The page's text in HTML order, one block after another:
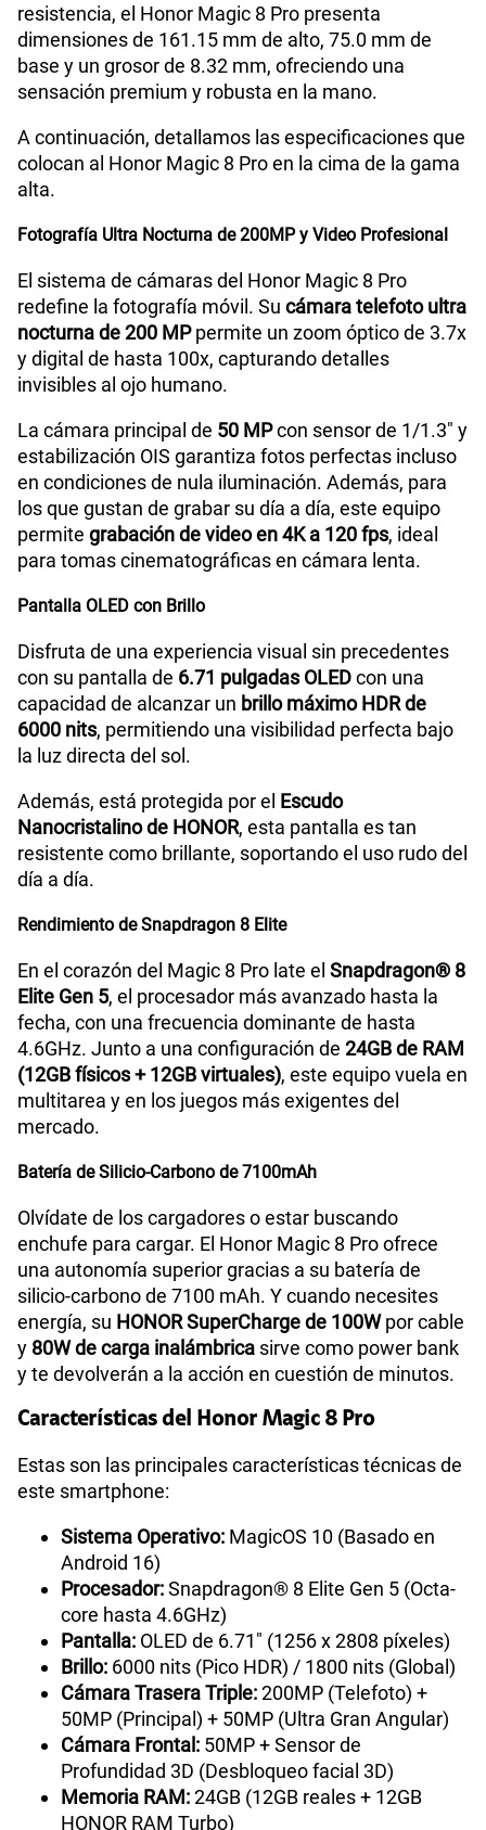
resistencia, el Honor Magic 8 Pro presenta
dimensiones de 161.15 mm de alto, 75.0 mm de
base y un grosor de 8.32 mm, ofreciendo una
sensación premium y robusta en la mano.
A continuación, detallamos las especificaciones que
colocan al Honor Magic 8 Pro en la cima de la gama
alta.
Fotografía Ultra Nocturna de 200MP y Video Profesional
El sistema de cámaras del Honor Magic 8 Pro
redefine la fotografía móvil. Su cámara telefoto ultra
nocturna de 200 MPpermite un zoom óptico de 3.7x
y digital de hasta 100x, capturando detalles
invisibles al ojo humano.
La cámara principal de 50 MPcon sensor de 1/1.3" y
estabilización OIS garantiza fotos perfectas incluso
en condiciones de nula iluminación. Además, para
los que gustan de grabar su día a día, este equipo
permite grabación de video en 4K a 120 fps, ideal
para tomas cinematográficas en cámara lenta.
Pantalla OLED con Brillo
Disfruta de una experiencia visual sin precedentes
con su pantalla de 6.71 pulgadas OLEDcon una
capacidad de alcanzar un brillo máximo HDR de
6000 nits, permitiendo una visibilidad perfecta bajo
la luz directa del sol.
Además, está protegida por el Escudo
Nanocristalino de HONOR, esta pantalla es tan
resistente como brillante, soportando el uso rudo del
día a día.
Rendimiento de Snapdragon 8 Elite
En el corazón del Magic 8 Pro late el Snapdragon® 8
Elite Gen 5, el procesador más avanzado hasta la
fecha, con una frecuencia dominante de hasta
4.6GHz. Junto a una configuración de 24GB de RAM
(12GB físicos + 12GB virtuales), este equipo vuela en
multitarea y en los juegos más exigentes del
mercado.
Batería de Silicio-Carbono de 7100mAh
Olvídate de los cargadores o estar buscando
enchufe para cargar. El Honor Magic 8 Pro ofrece
una autonomía superior gracias a su batería de
silicio-carbono de 7100 mAh. Y cuando necesites
energía, su HONOR SuperCharge de 100Wpor cable
y 80W de carga inalámbrica sirve como power bank
y te devolverán a la acción en cuestión de minutos.
Características del Honor Magic 8 Pro
Estas son las principales características técnicas de
este smartphone:
Sistema Operativo: MagicOS 10 (Basado en
Android 16)
Procesador:Snapdragon® 8 Elite Gen 5 (Octa-
core hasta 4.6GHz)
Pantalla: OLED de 6.71" (1256 x 2808 píxeles)
Brillo: 6000 nits (Pico HDR) / 1800 nits (Global)
Cámara Trasera Triple:200MP (Telefoto) +
50MP (Principal) + 50MP (Ultra Gran Angular)
Cámara Frontal: 50MP + Sensor de
Profundidad 3D (Desbloqueo facial 3D)
Memoria RAM:24GB (12GB reales + 12GB
HONOR RAM Turbo)